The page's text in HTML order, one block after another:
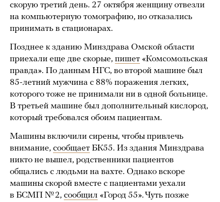
скорую третий день. 27 октября женщину отвезли
на компьютерную томографию, но отказались
принимать в стационарах.
Позднее к зданию Минздрава Омской области
приехали еще две скорые, пишет «Комсомольская
правда». По данным НГС, во второй машине был
85-летний мужчина с 88% поражения легких,
которого тоже не принимали ни в одной больнице.
В третьей машине был дополнительный кислород,
который требовался обоим пациентам.
Машины включили сирены, чтобы привлечь
внимание, сообщает БК55. Из здания Минздрава
никто не вышел, родственники пациентов
общались с людьми на вахте. Однако вскоре
машины скорой вместе с пациентами уехали
в БСМП № 2, сообщил «Город 55». Чуть позже